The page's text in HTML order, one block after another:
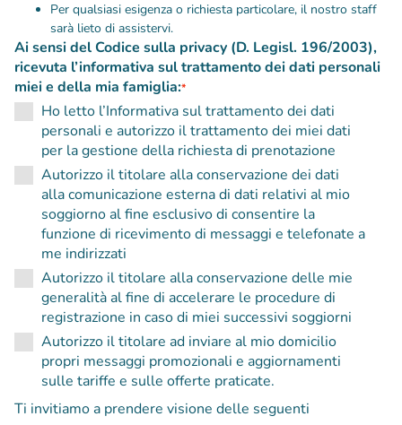
Per qualsiasi esigenza o richiesta particolare, il nostro staff
sarà lieto di assistervi.
Ai sensi del Codice sulla privacy (D. Legisl. 196/2003),
ricevuta l’informativa sul trattamento dei dati personali
miei e della mia famiglia:*
Ho letto l’Informativa sul trattamento dei dati
personali e autorizzo il trattamento dei miei dati
per la gestione della richiesta di prenotazione
Autorizzo il titolare alla conservazione dei dati
alla comunicazione esterna di dati relativi al mio
soggiorno al fine esclusivo di consentire la
funzione di ricevimento di messaggi e telefonate a
me indirizzati
Autorizzo il titolare alla conservazione delle mie
generalità al fine di accelerare le procedure di
registrazione in caso di miei successivi soggiorni
Autorizzo il titolare ad inviare al mio domicilio
propri messaggi promozionali e aggiornamenti
sulle tariffe e sulle offerte praticate.
Ti invitiamo a prendere visione delle seguenti